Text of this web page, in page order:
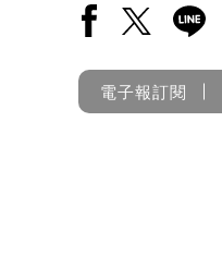
Facebook(另
X(另開新
電子報訂閱